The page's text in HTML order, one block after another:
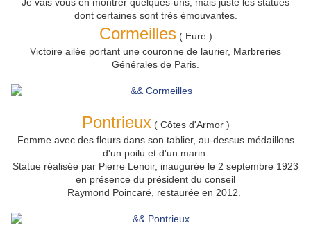
dont certaines sont très émouvantes.
Cormeilles( Eure )
Victoire ailée portant une couronne de laurier, Marbreries
Générales de Paris.
Pontrieux ( Côtes d'Armor )
Femme avec des fleurs dans son tablier, au-dessus médaillons
d'un poilu et d'un marin.
Statue réalisée par Pierre Lenoir, inaugurée le 2 septembre 1923
en présence du président du conseil
Raymond Poincaré, restaurée en 2012.